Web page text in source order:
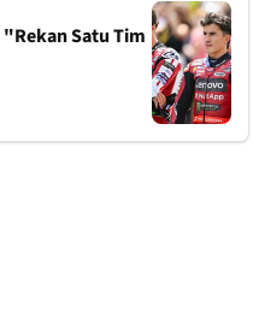
"Rekan Satu Tim